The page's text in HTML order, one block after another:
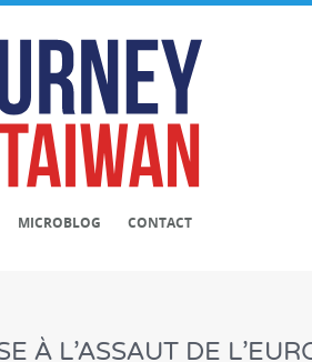
MICROBLOG CONTACT
À L’ASSAUT DE